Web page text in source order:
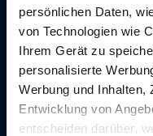
persönlichen Daten,
von Technologien wie
Ihrem Gerät zu
personalisierte
Werbung und Inhalten,
Entwicklung von
entscheiden darüber,